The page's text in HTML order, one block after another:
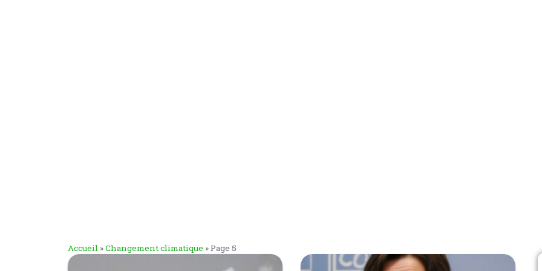
Accueil »Changement climatique »Page 5